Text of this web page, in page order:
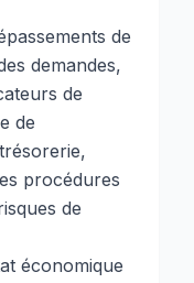
de
demandes,
de
de
procédures
de
économique